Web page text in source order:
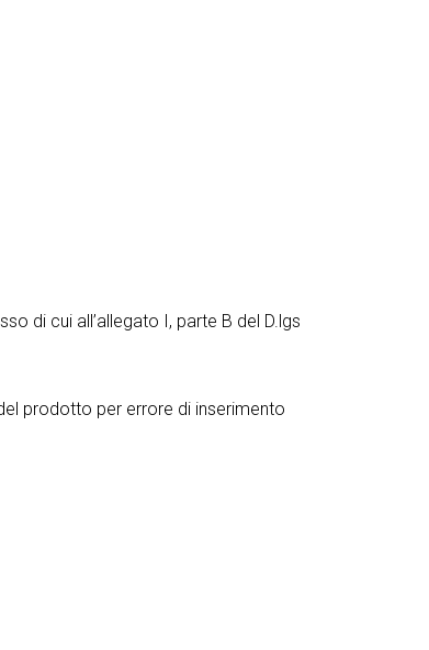
di cui all’allegato I, parte B del D.lgs
prodotto per errore di inserimento